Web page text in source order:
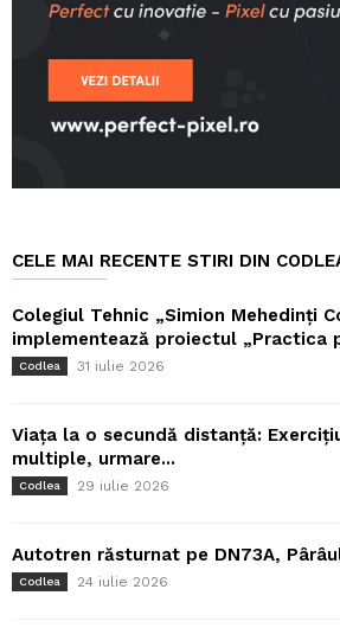
CELE MAI RECENTE STIRI DIN
Colegiul Tehnic „Simion Mehedinți
implementează proiectul „Practica
Codlea 31 iulie 2026
Viața la o secundă distanță:
multiple, urmare...
Codlea 29 iulie 2026
Autotren răsturnat pe DN73A,
Codlea 24 iulie 2026